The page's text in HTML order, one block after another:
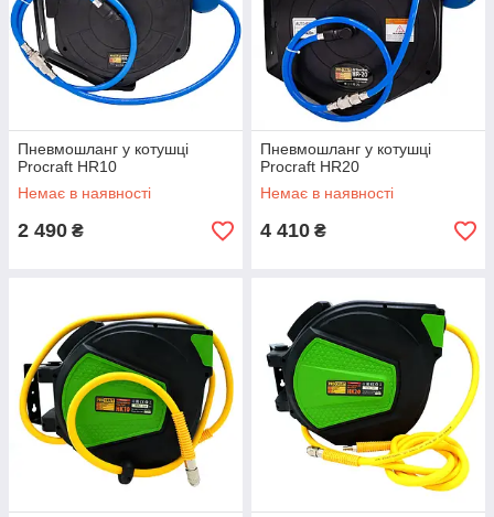
Пневмошланг у котушці
Procraft HR10
Немає в наявності
2 490 ₴
Пневмошланг у котушці
Procraft HR20
Немає в наявності
4 410 ₴